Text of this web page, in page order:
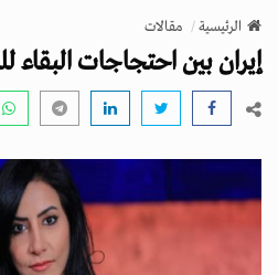
v
i
g
n
الرئيسية مقالات
إيران بين احتجاجات البقاء